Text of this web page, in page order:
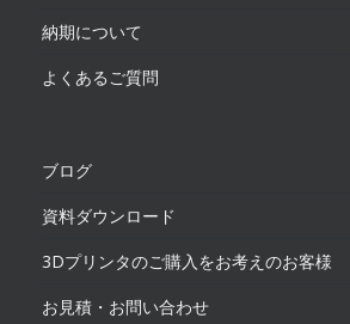
納期について
よくあるご質問
ブログ
資料ダウンロード
3Dプリンタのご購入をお考えのお客様
お見積・お問い合わせ